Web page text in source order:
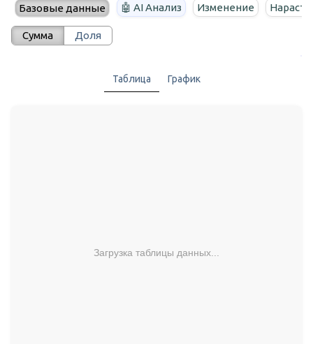
Базовые данные 🤖 AI Анализ Изменение
Сумма Доля
Таблица График
Загрузка таблицы данных...